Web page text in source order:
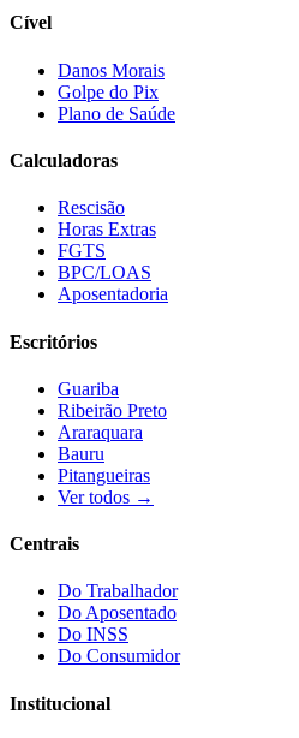
Cível
Danos Morais
Golpe do Pix
Plano de Saúde
Calculadoras
Rescisão
Horas Extras
FGTS
BPC/LOAS
Aposentadoria
Escritórios
Guariba
Ribeirão Preto
Araraquara
Bauru
Pitangueiras
Ver todos →
Centrais
Do Trabalhador
Do Aposentado
Do INSS
Do Consumidor
Institucional